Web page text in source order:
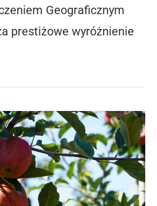
Geograficznym
prestiżowe wyróżnienie